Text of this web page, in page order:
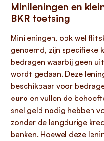
Minileningen en
BKR toetsing
Minileningen, ook wel
genoemd, zijn specifieke
bedragen waarbij geen
wordt gedaan. Deze
beschikbaar voor
euro en vullen de
snel geld nodig hebben
zonder de langdurige
banken. Hoewel deze